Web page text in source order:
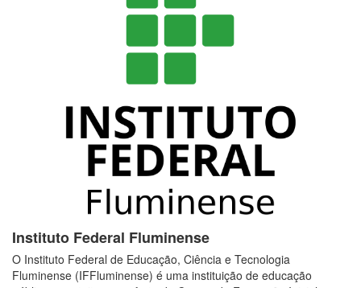
Instituto Federal Fluminense
O Instituto Federal de Educação, Ciência e Tecnologia
Fluminense (IFFluminense) é uma instituição de educação